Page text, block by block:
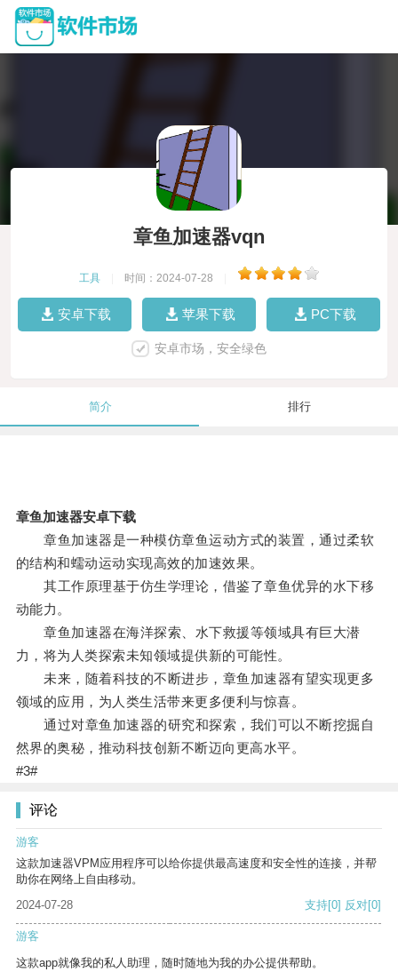
章鱼加速器vqn
工具 时间：2024-07-28
安卓下载 苹果下载 PC下载
安卓市场，安全绿色
简介 排行
章鱼加速器安卓下载
章鱼加速器是一种模仿章鱼运动方式的装置，通过柔软
的结构和蠕动运动实现高效的加速效果。
其工作原理基于仿生学理论，借鉴了章鱼优异的水下移
动能力。
章鱼加速器在海洋探索、水下救援等领域具有巨大潜
力，将为人类探索未知领域提供新的可能性。
未来，随着科技的不断进步，章鱼加速器有望实现更多
领域的应用，为人类生活带来更多便利与惊喜。
通过对章鱼加速器的研究和探索，我们可以不断挖掘自
然界的奥秘，推动科技创新不断迈向更高水平。
#3#
评论
游客
这款加速器VPM应用程序可以给你提供最高速度和安全性的连接，并帮
助你在网络上自由移动。
2024-07-28
支持[0] 反对[0]
游客
这款app就像我的私人助理，随时随地为我的办公提供帮助。